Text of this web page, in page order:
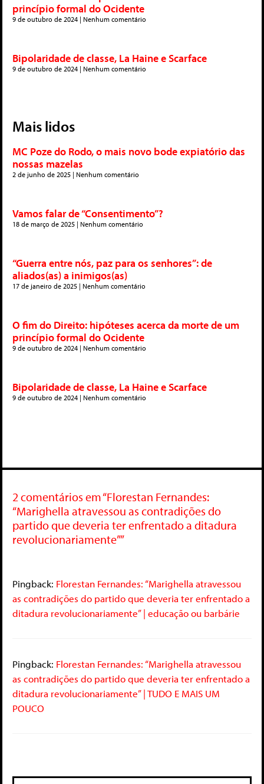
princípio formal do Ocidente
9 de outubro de 2024 Nenhum comentário
Bipolaridade de classe, La Haine e Scarface
9 de outubro de 2024 Nenhum comentário
Mais lidos
MC Poze do Rodo, o mais novo bode expiatório das
nossas mazelas
2 de junho de 2025 Nenhum comentário
Vamos falar de “Consentimento”?
18 de março de 2025 Nenhum comentário
“Guerra entre nós, paz para os senhores”: de
aliados(as) a inimigos(as)
17 de janeiro de 2025 Nenhum comentário
O fim do Direito: hipóteses acerca da morte de um
princípio formal do Ocidente
9 de outubro de 2024 Nenhum comentário
Bipolaridade de classe, La Haine e Scarface
9 de outubro de 2024 Nenhum comentário
2 comentários em “Florestan Fernandes:
“Marighella atravessou as contradições do
partido que deveria ter enfrentado a ditadura
revolucionariamente””
Pingback: Florestan Fernandes: “Marighella atravessou
as contradições do partido que deveria ter enfrentado a
ditadura revolucionariamente” | educação ou barbárie
Pingback: Florestan Fernandes: “Marighella atravessou
as contradições do partido que deveria ter enfrentado a
ditadura revolucionariamente” | TUDO E MAIS UM
POUCO